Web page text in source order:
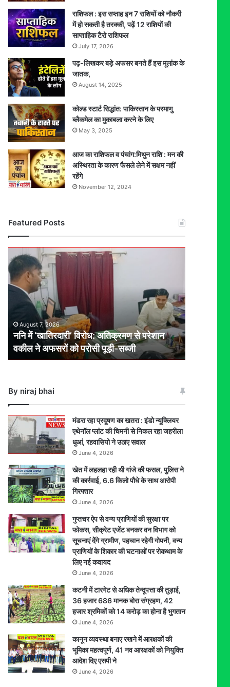
राशिफल : इस सप्ताह इन 7 राशियों को नौकरी
में हो सकती है तरक्की, पढ़ें 12 राशियों की
साप्ताहिक टैरो राशिफल
July 17, 2026
पढ़-लिखकर बड़े अफसर बनते हैं इस मूलांक के
जातक,
August 14, 2025
कोल्ड स्टार्ट सिद्धांत: पाकिस्तान के परमाणु
ब्लैकमेल का मुकाबला करने के लिए
May 3, 2025
आज का राशिफल व पंचांग:मिथुन राशि : मन की
अस्थिरता के कारण फैसले लेने में सक्षम नहीं
रहेंगे
November 12, 2024
Featured Posts
में
‘खातिरदारी’
विरोध:
अतिक्रमण
वकील
अफसरों
को
सब्जी
August 7, 2026
ननि में ‘खातिरदारी’ विरोध: अतिक्रमण से परेशान
वकील ने अफसरों को परोसी पूड़ी-सब्जी
By niraj bhai
मंडरा रहा प्रदूषण का खतरा : इंडो न्यूक्लियर
एथेनॉल प्लांट की चिमनी से निकल रहा जहरीला
धुआं, रहवासियो ने उठाए सवाल
June 4, 2026
खेत में लहलहा रही थी गांजे की फसल, पुलिस ने
की कार्रवाई, 6.6 किलो पौधे के साथ आरोपी
गिरफ्तार
June 4, 2026
गुप्तचर ऐप से वन्य प्राणियों की सुरक्षा पर
फोकस, सीक्रेट एजेंट बनकर वन विभाग को
सूचनाएं देेंगे ग्रामीण, पहचान रहेगी गोपनी, वन्य
प्राणियों के शिकार की घटनाओं पर रोकथाम के
लिए नई कवायद
June 4, 2026
कटनी में टारगेट से अधिक तेन्दूपत्ता की तुड़ाई,
36 हजार 686 मानक बोरा संग्रहण, 42
हजार श्रमिकों को 14 करोड़ का होना है भुगतान
June 4, 2026
कानून व्यवस्था बनाए रखने में आरक्षकों की
भूमिका महत्वपूर्ण, 41 नव आरक्षकों को नियुक्ति
आदेश दिए एसपी ने
June 4, 2026